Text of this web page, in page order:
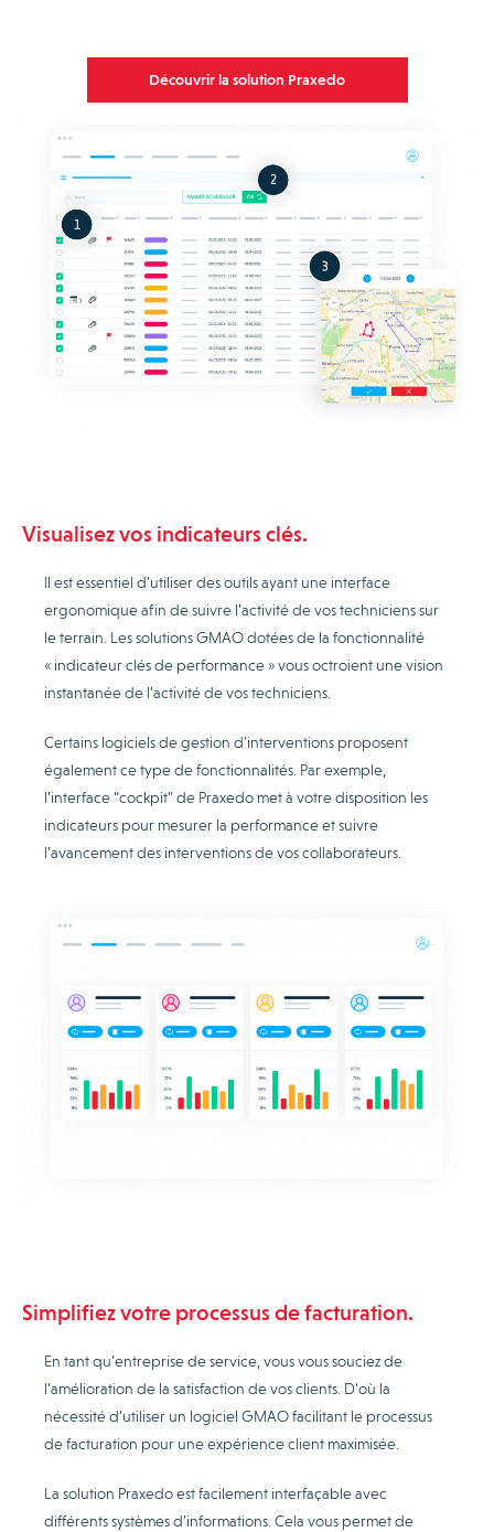
Découvrir la solution Praxedo
Visualisez vos indicateurs clés.
Il est essentiel d’utiliser des outils ayant une interface
ergonomique afin de suivre l’activité de vos techniciens sur
le terrain. Les solutions GMAO dotées de la fonctionnalité
« indicateur clés de performance » vous octroient une vision
instantanée de l’activité de vos techniciens.
Certains logiciels de gestion d’interventions proposent
également ce type de fonctionnalités. Par exemple,
l’interface “cockpit” de Praxedo met à votre disposition les
indicateurs pour mesurer la performance et suivre
l’avancement des interventions de vos collaborateurs.
Simplifiez votre processus de facturation.
En tant qu’entreprise de service, vous vous souciez de
l’amélioration de la satisfaction de vos clients. D’où la
nécessité d’utiliser un logiciel GMAO facilitant le processus
de facturation pour une expérience client maximisée.
La solution Praxedo est facilement interfaçable avec
différents systèmes d’informations. Cela vous permet de